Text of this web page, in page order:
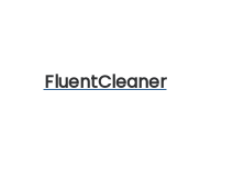
FluentCleaner